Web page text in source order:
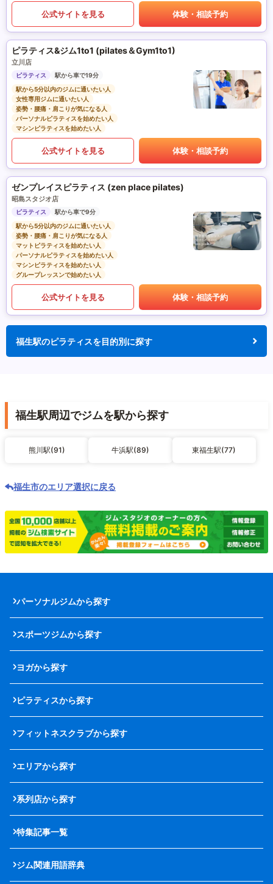
公式サイトを見る 体験・相談予約
ピラティス&ジム1to1 (pilates＆Gym1to1)
立川店
ピラティス
駅から車で19分
駅から5分以内のジムに通いたい人
女性専用ジムに通いたい人
姿勢・腰痛・肩こりが気になる人
パーソナルピラティスを始めたい人
マシンピラティスを始めたい人
公式サイトを見る 体験・相談予約
ゼンプレイスピラティス (zen place pilates)
昭島スタジオ店
ピラティス
駅から車で9分
駅から5分以内のジムに通いたい人
姿勢・腰痛・肩こりが気になる人
マットピラティスを始めたい人
パーソナルピラティスを始めたい人
マシンピラティスを始めたい人
グループレッスンで始めたい人
公式サイトを見る 体験・相談予約
福生駅のピラティスを目的別に探す
福生駅周辺でジムを駅から探す
熊川駅(91) 牛浜駅(89) 東福生駅(77)
福生市のエリア選択に戻る
パーソナルジムから探す
スポーツジムから探す
ヨガから探す
ピラティスから探す
フィットネスクラブから探す
エリアから探す
系列店から探す
特集記事一覧
ジム関連用語辞典